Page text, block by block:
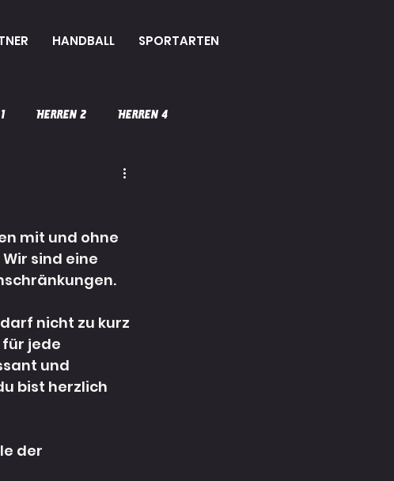
HANDBALL SPORTARTEN
Herren 2 Herren 4
Taekwondo
mit und ohne
sind eine
nicht zu kurz
jede
und
bist herzlich
der